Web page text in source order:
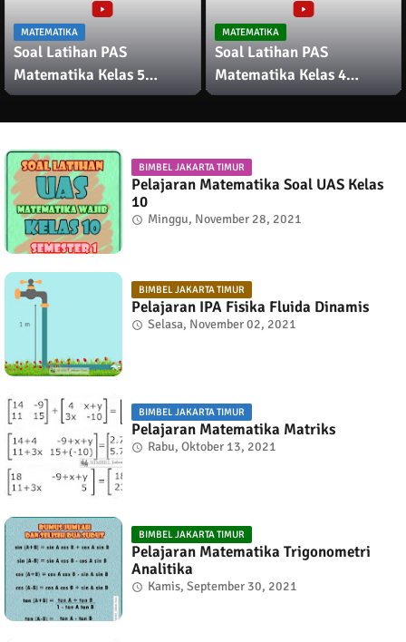
MATEMATIKA
Soal Latihan PAS
Matematika Kelas 5
Semester 2
MATEMATIKA
Soal Latihan PAS
Matematika Kelas 4
Semester 2
BIMBEL JAKARTA TIMUR
Pelajaran Matematika Soal UAS Kelas
10
Minggu, November 28, 2021
BIMBEL JAKARTA TIMUR
Pelajaran IPA Fisika Fluida Dinamis
Selasa, November 02, 2021
BIMBEL JAKARTA TIMUR
Pelajaran Matematika Matriks
Rabu, Oktober 13, 2021
BIMBEL JAKARTA TIMUR
Pelajaran Matematika Trigonometri
Analitika
Kamis, September 30, 2021